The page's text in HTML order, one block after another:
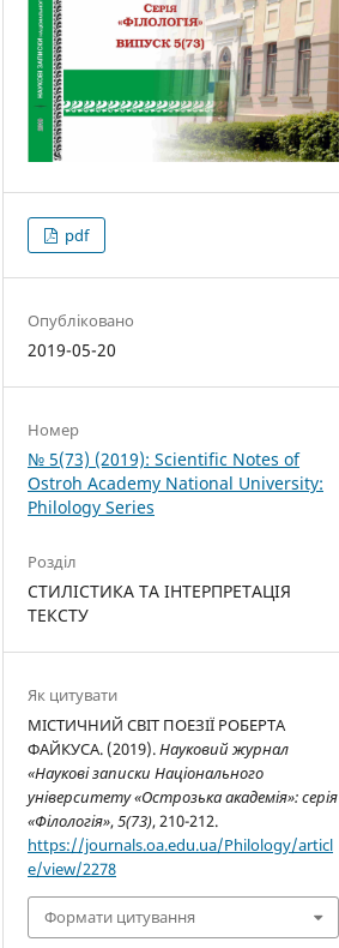
pdf
Опубліковано
2019-05-20
Номер
№ 5(73) (2019): Scientific Notes of
Ostroh Academy National University:
Philology Series
Розділ
СТИЛІСТИКА ТА ІНТЕРПРЕТАЦІЯ
ТЕКСТУ
Як цитувати
МІСТИЧНИЙ СВІТ ПОЕЗІЇ РОБЕРТА
ФАЙКУСА. (2019).Науковий журнал
«Наукові записки Національного
університету «Острозька академія»: серія
«Філологія»,5(73), 210-212.
https://journals.oa.edu.ua/Philology/articl
e/view/2278
Формати цитування